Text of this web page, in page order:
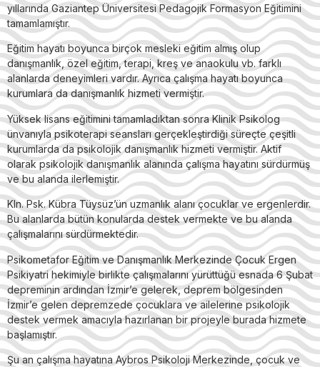
yıllarında Gaziantep Üniversitesi Pedagojik Formasyon Eğitimini
tamamlamıştır.
Eğitim hayatı boyunca birçok mesleki eğitim almış olup
danışmanlık, özel eğitim, terapi, kreş ve anaokulu vb. farklı
alanlarda deneyimleri vardır. Ayrıca çalışma hayatı boyunca
kurumlara da danışmanlık hizmeti vermiştir.
Yüksek lisans eğitimini tamamladıktan sonra Klinik Psikolog
ünvanıyla psikoterapi seansları gerçekleştirdiği süreçte çeşitli
kurumlarda da psikolojik danışmanlık hizmeti vermiştir. Aktif
olarak psikolojik danışmanlık alanında çalışma hayatını sürdürmüş
ve bu alanda ilerlemiştir.
Kln. Psk. Kübra Tüysüz’ün uzmanlık alanı çocuklar ve ergenlerdir.
Bu alanlarda bütün konularda destek vermekte ve bu alanda
çalışmalarını sürdürmektedir.
Psikometafor Eğitim ve Danışmanlık Merkezinde Çocuk Ergen
Psikiyatri hekimiyle birlikte çalışmalarını yürüttüğü esnada 6 Şubat
depreminin ardından İzmir’e gelerek, deprem bölgesinden
İzmir’e gelen depremzede çocuklara ve ailelerine psikolojik
destek vermek amacıyla hazırlanan bir projeyle burada hizmete
başlamıştır.
Şu an çalışma hayatına Aybros Psikoloji Merkezinde, çocuk ve